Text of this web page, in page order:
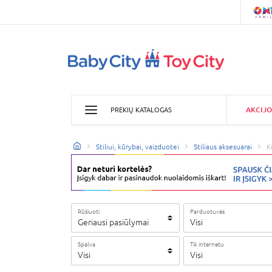
PREKIŲ KATALOGAS
Stiliui, kūrybai, vaizduotei Stiliaus aksesuarai
Rūšiuoti
Geriausi pasiūlymai
Parduotuvės
Visi
Spalva
Visi
Tik internetu
Visi